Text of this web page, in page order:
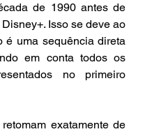
de 1990 antes de
Isso se deve ao
é uma sequência direta
em conta todos os
no primeiro
exatamente de